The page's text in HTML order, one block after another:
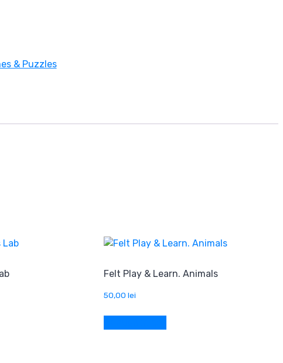
& Puzzles
Felt Play & Learn. Animals
50,00 lei